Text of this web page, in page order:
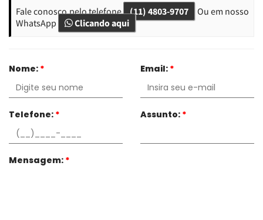
Fale conosco pelo telefone (11) 4803-9707
Ou em nosso
WhatsApp
Clicando aqui
Nome: * Email: *
Telefone: * Assunto: *
Mensagem: *